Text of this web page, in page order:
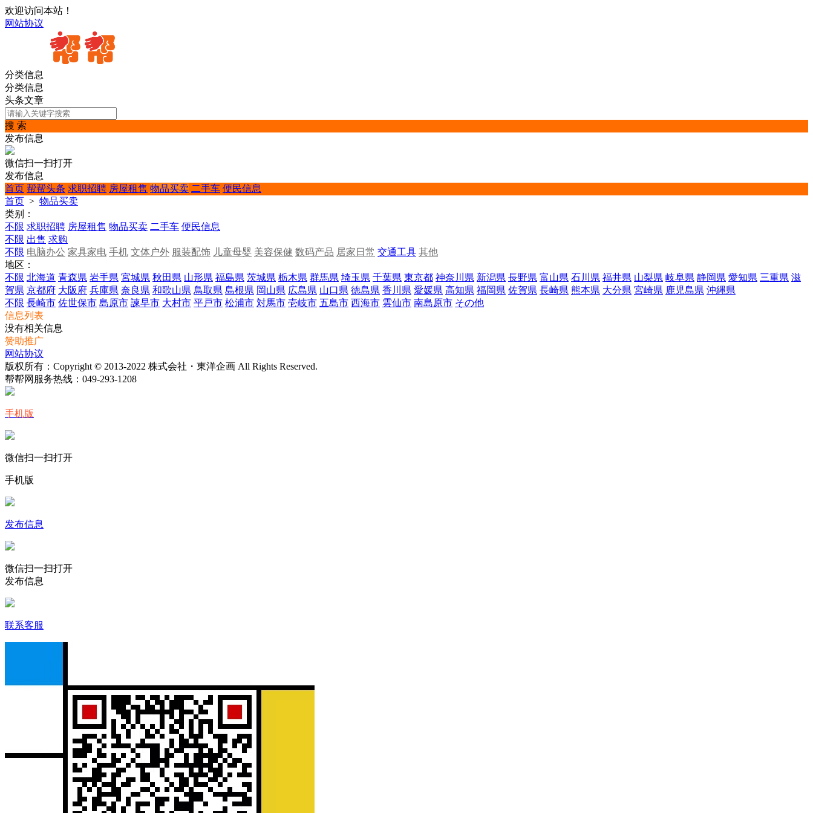
欢迎访问本站！
网站协议
分类信息
分类信息
头条文章
搜 索
发布信息
微信扫一扫打开
发布信息
首页 帮帮头条 求职招聘 房屋租售 物品买卖 二手车 便民信息
首页 > 物品买卖
类别：
不限 求职招聘 房屋租售 物品买卖 二手车 便民信息
不限 出售 求购
不限 电脑办公 家具家电 手机 文体户外 服装配饰 儿童母婴 美容保健 数码产品 居家日常 交通工具 其他
地区：
不限 北海道 青森県 岩手県 宮城県 秋田県 山形県 福島県 茨城県 栃木県 群馬県 埼玉県 千葉県 東京都 神奈川県 新潟県 長野県 富山県 石川県 福井県 山梨県 岐阜県 静岡県 愛知県 三重県 滋
賀県 京都府 大阪府 兵庫県 奈良県 和歌山県 鳥取県 島根県 岡山県 広島県 山口県 徳島県 香川県 愛媛県 高知県 福岡県 佐賀県 長崎県 熊本県 大分県 宮崎県 鹿児島県 沖縄県
不限 長崎市 佐世保市 島原市 諫早市 大村市 平戸市 松浦市 対馬市 壱岐市 五島市 西海市 雲仙市 南島原市 その他
信息列表
没有相关信息
赞助推广
网站协议
版权所有：Copyright © 2013-2022 株式会社・東洋企画 All Rights Reserved.
帮帮网服务热线： 049-293-1208
手机版
微信扫一扫打开
手机版
发布信息
微信扫一扫打开
发布信息
联系客服